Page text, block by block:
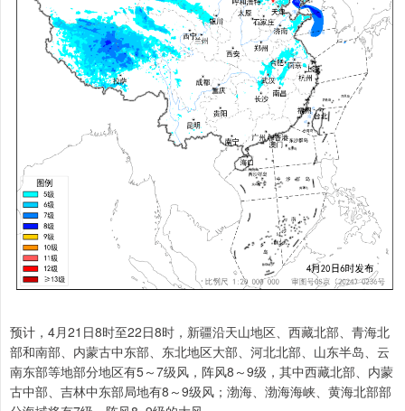
预计，4月21日8时至22日8时，新疆沿天山地区、西藏北部、青海北
部和南部、内蒙古中东部、东北地区大部、河北北部、山东半岛、云
南东部等地部分地区有5～7级风，阵风8～9级，其中西藏北部、内蒙
古中部、吉林中东部局地有8～9级风；渤海、渤海海峡、黄海北部部